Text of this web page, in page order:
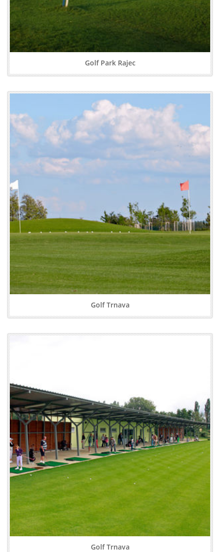
Golf Park Rajec
Golf Trnava
Golf Trnava